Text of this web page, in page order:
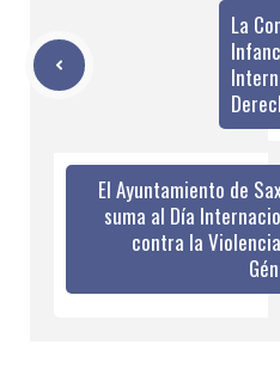
La
El Ayuntamiento de
suma al Día
contra la